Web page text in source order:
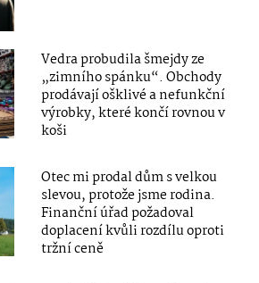
Vedra probudila šmejdy ze
„zimního spánku“. Obchody
prodávají ošklivé a nefunkční
výrobky, které končí rovnou v
koši
Otec mi prodal dům s velkou
slevou, protože jsme rodina.
Finanční úřad požadoval
doplacení kvůli rozdílu oproti
tržní ceně